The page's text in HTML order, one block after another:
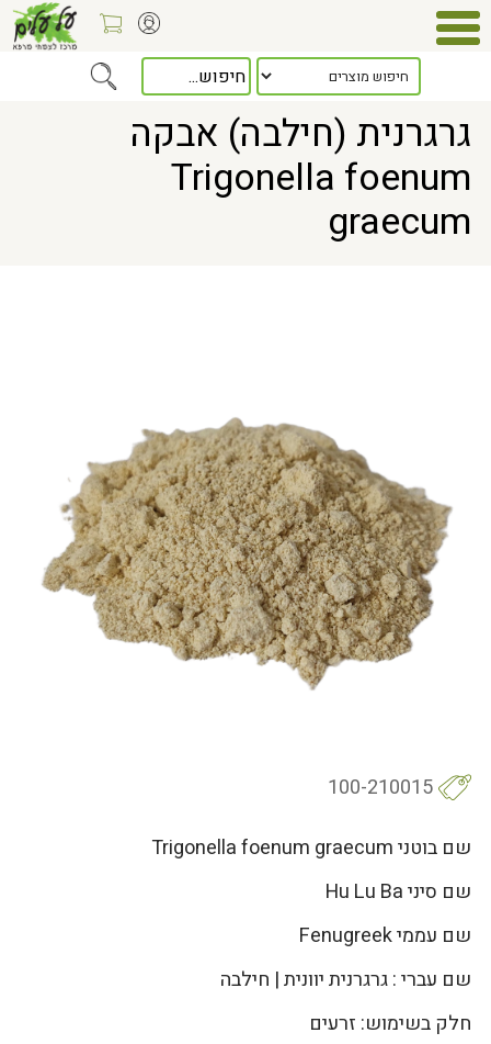
> גרגרנית (חילבה) אבקה Trigonella foenum graecum
גרגרנית (חילבה) אבקה
Trigonella foenum
graecum
100-210015
שם בוטני Trigonella foenum graecum
שם סיני Hu Lu Ba
שם עממי Fenugreek
שם עברי : גרגרנית יוונית | חילבה
חלק בשימוש: זרעים